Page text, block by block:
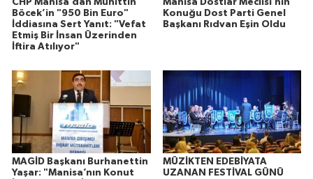
CHP Manisa’dan Muhittin
Böcek’in "950 Bin Euro"
İddiasına Sert Yanıt: "Vefat
Etmiş Bir İnsan Üzerinden
İftira Atılıyor"
Manisa Dostlar Meclisi’nin
Konuğu Dost Parti Genel
Başkanı Rıdvan Eşin Oldu
MAGİD Başkanı Burhanettin
Yaşar: "Manisa’nın Konut
MÜZİKTEN EDEBİYATA
UZANAN FESTİVAL GÜNÜ